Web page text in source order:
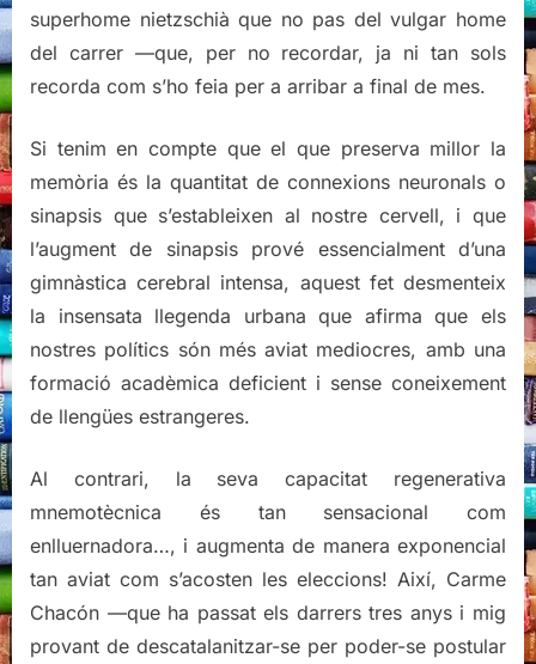
superhome nietzschià que no pas del vulgar home
del carrer —que, per no recordar, ja ni tan sols
recorda com s’ho feia per a arribar a final de mes.
Si tenim en compte que el que preserva millor la
memòria és la quantitat de connexions neuronals o
sinapsis que s’estableixen al nostre cervell, i que
l’augment de sinapsis prové essencialment d’una
gimnàstica cerebral intensa, aquest fet desmenteix
la insensata llegenda urbana que afirma que els
nostres polítics són més aviat mediocres, amb una
formació acadèmica deficient i sense coneixement
de llengües estrangeres.
Al contrari, la seva capacitat regenerativa
mnemotècnica és tan sensacional com
enlluernadora…, i augmenta de manera exponencial
tan aviat com s’acosten les eleccions! Així, Carme
Chacón —que ha passat els darrers tres anys i mig
provant de descatalanitzar-se per poder-se postular